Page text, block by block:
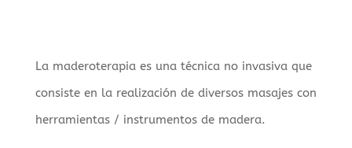
La maderoterapia es una técnica no invasiva que
consiste en la realización de diversos masajes con
herramientas / instrumentos de madera.